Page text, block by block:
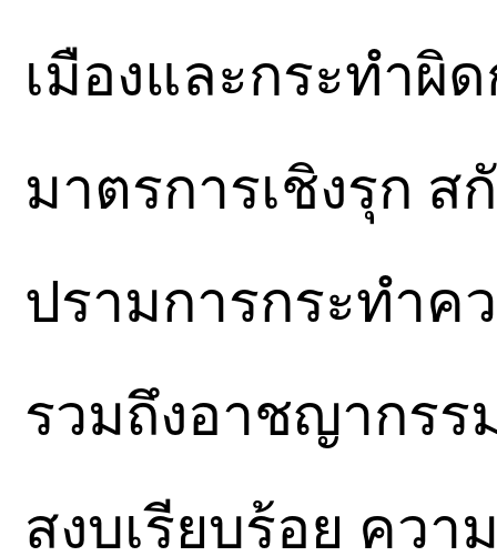
เมืองและกระทำผิ
มาตรการเชิงรุก
ปรามการกระทำค
รวมถึงอาชญากรร
สงบเรียบร้อย คว